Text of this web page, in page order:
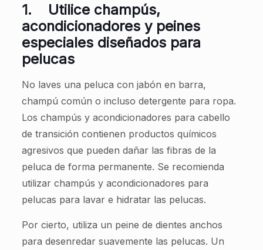
1. Utilice champús,
acondicionadores y peines
especiales diseñados para
pelucas
No laves una peluca con jabón en barra,
champú común o incluso detergente para ropa.
Los champús y acondicionadores para cabello
de transición contienen productos químicos
agresivos que pueden dañar las fibras de la
peluca de forma permanente. Se recomienda
utilizar champús y acondicionadores para
pelucas para lavar e hidratar las pelucas.
Por cierto, utiliza un peine de dientes anchos
para desenredar suavemente las pelucas. Un